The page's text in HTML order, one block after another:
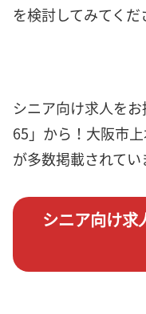
を検討してみてくだ
シニア向け求人を
65」から！大阪市
が多数掲載されてい
シニア向け求